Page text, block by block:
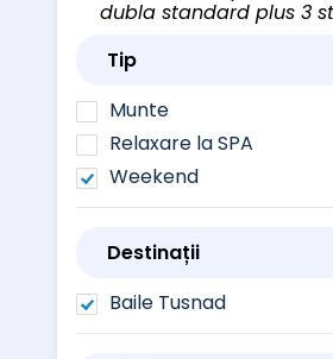
dubla standard plus 3
Tip
Munte
Relaxare la SPA
Weekend
Destinații
Baile Tusnad